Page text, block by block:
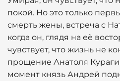
покой. Но это только
смерть жены, встреча с
когда он, глядя на её
чувствует, что жизнь не
прощение Анатоля
момент князь Андрей